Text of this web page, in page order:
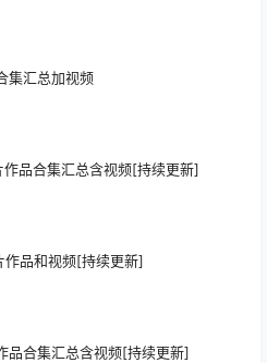
集汇总加视频
品合集汇总含视频[持续更新]
作品和视频[持续更新]
品合集汇总含视频[持续更新]